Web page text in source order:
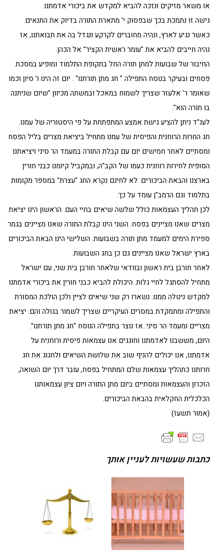
או משאר מזיקים ונזכה להביא למקדש את ביכורי אדמתנו.
גישה זו נתמכת בכך שבפסוק י' מתארת התורה בדיוק את התנאים.
כאשר נגיע לארץ, ונהיה מחוברים לקרקע ונגדל בה את תבואתנו, אז
נהיה חייבים להביא את "עומר ראשית הקציר" אל הכהן.
החיבור של שבועות למתן תורה החל בתקופת התלמוד ומופיע במסכת
פסחים ובעיקר בנוסח התפילה " חג מתן תורתנו" . יום זה הינו ו' סיון וכמו
שאומר ר' אלעזר שצריך לשמוח במאכל ובמשתה מכיוון "שיום שניתנה
בו תורה הוא".
לענ"ד ניתן להציע גישת אמצע המתפתחת על פי היסטוריה של עמנו.
חג החרות הרוחנית והפיסית של עמנו מתחיל ביציאת מצרים בליל הפסח
ומסתיים לאחר חמישים יום עם קבלת התורה במעמד הר סיני ויציאתנו
הסופית לחירות רוחנית כעמו של הקב"ה, ובמקביל קיומנו כבני חורין
בארצנו והבאת הביכורים. לא לחינם נקרא החג "עצרת" במספר מקומות
בתלמוד וגם הרמב"ן עומד על כך.
לכן תהליך העצמאות כולל שלשה שיאים בחיי העם. הראשון הינו יציאת
מצרים שאנו מציינים בפסח. השני הינו קבלת התורה שאנו מציינים בגמר
ספירת הימים למעמד מתן תורה בשבועות. השלישי הינו הבאת הביכורים
בארץ ישראל שאנו מציינים גם כן בחג השבועות.
לאחר חורבן בית ראשון ובוודאי שלאחר חורבן בית שני, עם ישראל
מתחיל להסתגל לחיי גלות. היכולת להביא כבני חורין את ביכורי אדמתנו
למקדש ניטלה ממנו. נשארו רק שני שיאים לציין ולכן הולכת המסורת
והתפילה ומתמקדת במסרים העיקריים שצריך לשמור בגולה והם: יציאת
מצריים ומעמד הר סיני. אז נוצר בתפילה הנוסח "חג מתן תורתנו".
היום, מששבנו לאדמתנו וחוגגים אנו עצמאות פיסית ורוחנית על
אדמתנו, אנו יכולים להניף שוב את שלושת השיאים ולחגוג את חג
חרותנו כתהליך עצמאות שלם המתחיל בפסח, עובר דרך יום השואה,
הזכרון והעצמאות ומסתיים ביום מתן התורה ויום ציון עצמאותנו
הכלכלית החקלאית בהבאת הביכורים.
(אמור תשעז)
כתבות שעשויות לעניין אותך